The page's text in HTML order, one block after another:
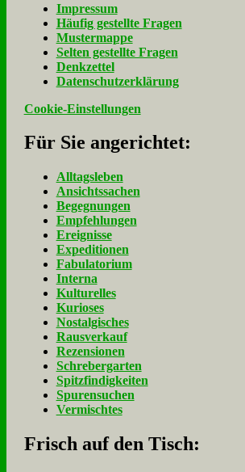
Im­pres­sum
Häu­fig ge­stell­te Fra­gen
Mu­ster­map­pe
Sel­ten ge­stell­te Fra­gen
Denk­zet­tel
Da­ten­schutz­er­klä­rung
Cookie-Einstellungen
Für Sie an­ge­rich­tet:
Alltagsleben
Ansichtssachen
Begegnungen
Empfehlungen
Ereignisse
Expeditionen
Fabulatorium
Interna
Kulturelles
Kurioses
Nostalgisches
Rausverkauf
Rezensionen
Schrebergarten
Spitzfindigkeiten
Spurensuchen
Vermischtes
Frisch auf den Tisch: